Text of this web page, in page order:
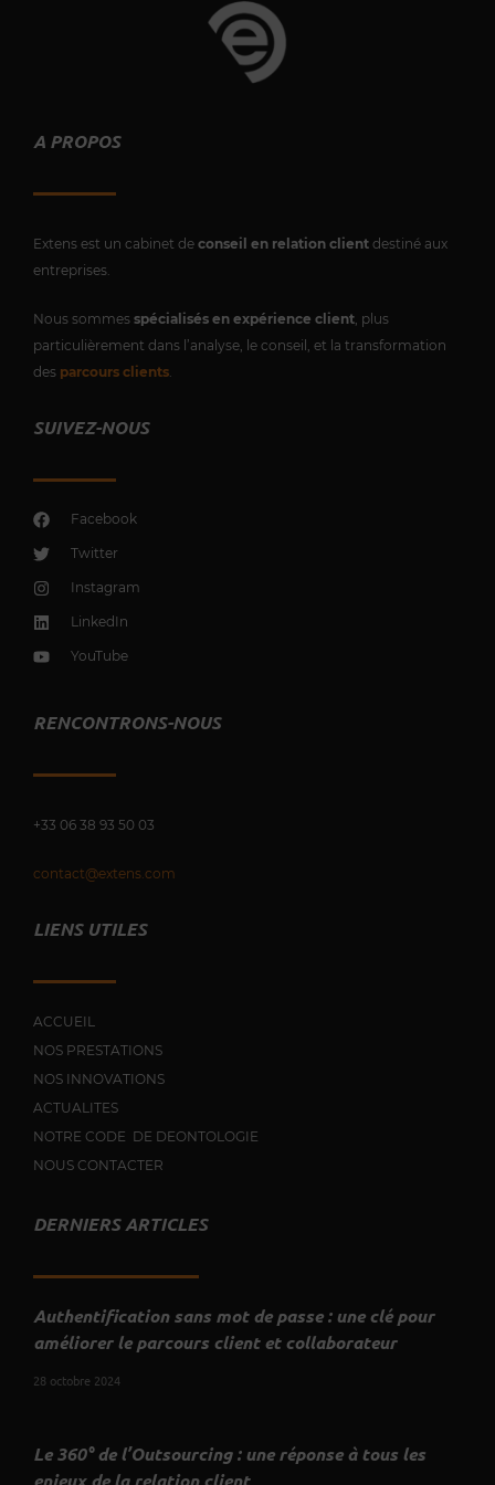
A PROPOS
Extens est un cabinet de conseil en relation client destiné aux
entreprises.
Nous sommes spécialisés en expérience client, plus
particulièrement dans l’analyse, le conseil, et la transformation
des parcours clients.
SUIVEZ-NOUS
Facebook
Twitter
Instagram
LinkedIn
YouTube
RENCONTRONS-NOUS
+33 06 38 93 50 03
contact@extens.com
LIENS UTILES
ACCUEIL
NOS PRESTATIONS
NOS INNOVATIONS
ACTUALITES
NOTRE CODE DE DEONTOLOGIE
NOUS CONTACTER
DERNIERS ARTICLES
Authentification sans mot de passe : une clé pour
améliorer le parcours client et collaborateur
28 octobre 2024
Le 360° de l’Outsourcing : une réponse à tous les
enjeux de la relation client